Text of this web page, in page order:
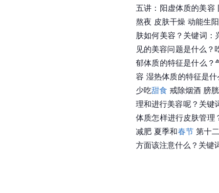
五讲：阳虚体质的美容
熬夜 皮肤干燥 动能生
肤如何美容？关键词
见的美容问题是什么
郁体质的特征是什么？
容 湿热体质的特征是
少吃甜食 戒除烟酒 膀
理和进行美容呢？关键
体质怎样进行皮肤管理
减肥 夏季和春节 第十
方面该注意什么？关